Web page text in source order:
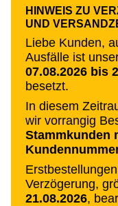
HINWEIS ZU
UND
Liebe Kunden,
Ausfälle ist
07.08.2026 bis
besetzt.
In diesem
wir vorrangig
Stammkunden
Verzögerung,
21.08.2026,